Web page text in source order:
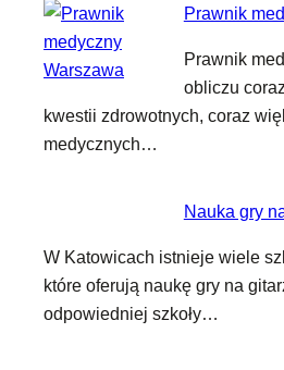
Prawnik
Prawnik
obliczu
kwestii zdrowotnych, coraz
medycznych…
Nauka gry
W Katowicach istnieje wiele
które oferują naukę gry na
odpowiedniej szkoły…